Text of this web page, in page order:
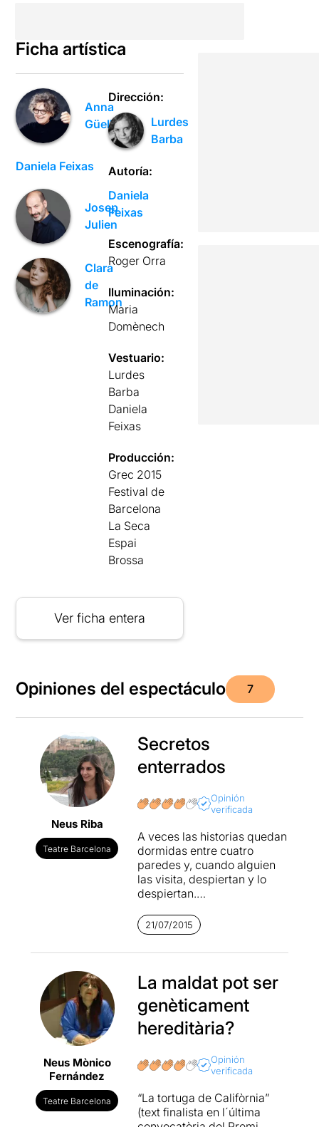
Ficha artística
Anna
Güell
Daniela Feixas
Josep
Julien
Clara
de
Ramon
Dirección:
Lurdes
Barba
Autoría:
Daniela
Feixas
Escenografía:
Roger Orra
Iluminación:
Maria
Domènech
Vestuario:
Lurdes
Barba
Daniela
Feixas
Producción:
Grec 2015
Festival de
Barcelona
La Seca
Espai
Brossa
Ver ficha entera
Opiniones del espectáculo 7
Neus Riba
Teatre Barcelona
Secretos
enterrados
Opinión
verificada
A veces las historias quedan
dormidas entre cuatro
paredes y, cuando alguien
las visita, despiertan y lo
despiertan.
Latortuga de California
una reflexión sobre la
maldad, pero también un
engancha, puesto al servicio
de cuatro grandes actores (a
destacar la más joven, Clara
de Ramón, y la más grande,
una genial Ana Güell que
actuando). El factor humano
es el punto fuerte de un
montaje sencillo, bonito, y
que consigue crear en el
público este efecto voyeur,
21/07/2015
Neus Mònico
Fernández
Teatre Barcelona
La maldat pot ser
genèticament
hereditària?
Opinión
verificada
“La tortuga de Califòrnia”
(text finalista en l´última